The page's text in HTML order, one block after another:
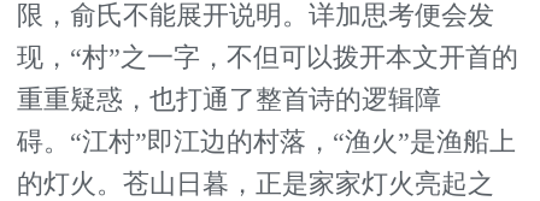
限，俞氏不能展开说明。详加思考便会发
现，“村”之一字，不但可以拨开本文开首的
重重疑惑，也打通了整首诗的逻辑障
碍。“江村”即江边的村落，“渔火”是渔船上
的灯火。苍山日暮，正是家家灯火亮起之